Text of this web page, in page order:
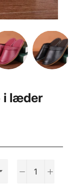
i læder
− +